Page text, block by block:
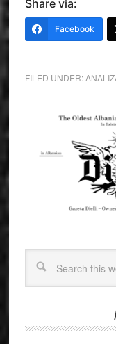
Share via:
Facebook
FILED UNDER: